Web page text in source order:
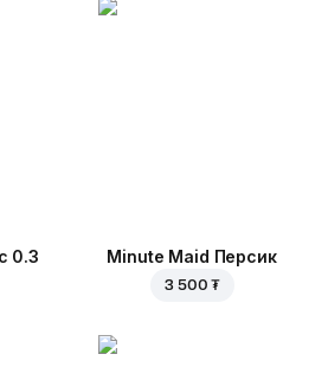
0.3 Minute Maid Персик
3 500 ₮